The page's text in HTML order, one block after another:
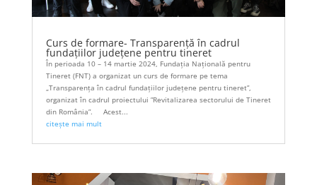
Curs de formare- Transparență în cadrul
fundațiilor județene pentru tineret
În perioada 10 – 14 martie 2024, Fundația Națională pentru
Tineret (FNT) a organizat un curs de formare pe tema
„Transparența în cadrul fundațiilor județene pentru tineret”,
organizat în cadrul proiectului ”Revitalizarea sectorului de Tineret
din România”. Acest...
citește mai mult